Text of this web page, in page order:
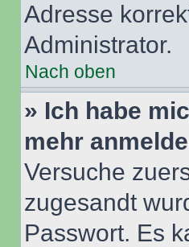
Adresse
Administrator.
Nach oben
» Ich habe
mehr
Versuche
zugesandt
Passwort. Es